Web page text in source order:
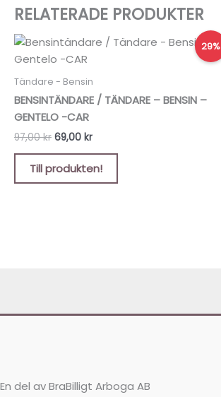
RELATERADE PRODUKTER
29%
Tändare - Bensin
BENSINTÄNDARE / TÄNDARE – BENSIN –
GENTELO -CAR
97,00kr
Det
ursprungliga
priset
97,00 kr.
69,00 kr
Det
nuvarande
69,00 kr.
Till produkten!
En del av BraBilligt Arboga AB